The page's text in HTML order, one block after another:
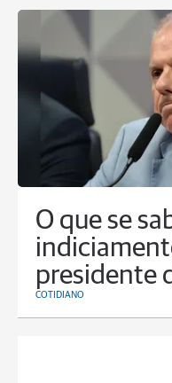
O que se
presidente
COTIDIANO